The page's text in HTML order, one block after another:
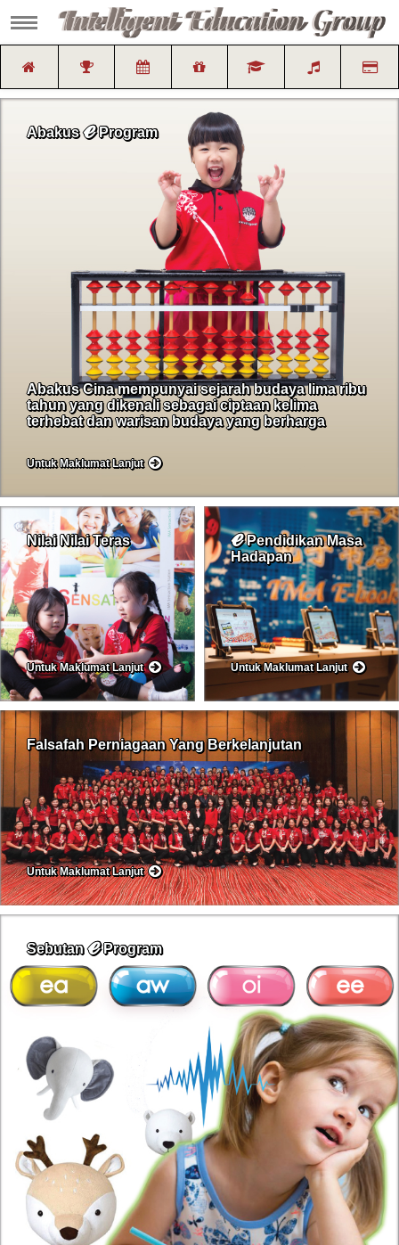
Abakus ℯProgram
Abakus Cina mempunyai sejarah budaya lima ribu
tahun yang dikenali sebagai ciptaan kelima
terhebat dan warisan budaya yang berharga
Untuk Maklumat Lanjut
Nilai Nilai Teras
Untuk Maklumat Lanjut
ℯPendidikan Masa
Hadapan
Untuk Maklumat Lanjut
Falsafah Perniagaan Yang Berkelanjutan
Untuk Maklumat Lanjut
SebutanℯProgram